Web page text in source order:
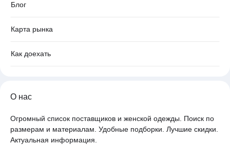
Блог
Карта рынка
Как доехать
О нас
Огромный список поставщиков и женской одежды. Поиск по
размерам и материалам. Удобные подборки. Лучшие скидки.
Актуальная информация.